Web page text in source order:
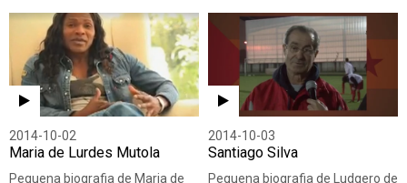
2014-10-02
Maria de Lurdes Mutola
Pequena biografia de Maria de
2014-10-03
Santiago Silva
Pequena biografia de Ludgero de